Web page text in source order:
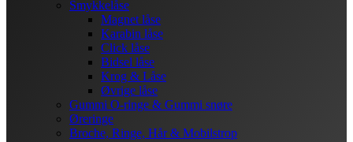
Smykkelåse
Magnet låse
Karabin låse
Click låse
Bidsel låse
Krog & Låse
Øvrige låse
Gummi O-ringe & Gummi snøre
Øreringe
Broche, Ringe, Hår & Mobilstrop